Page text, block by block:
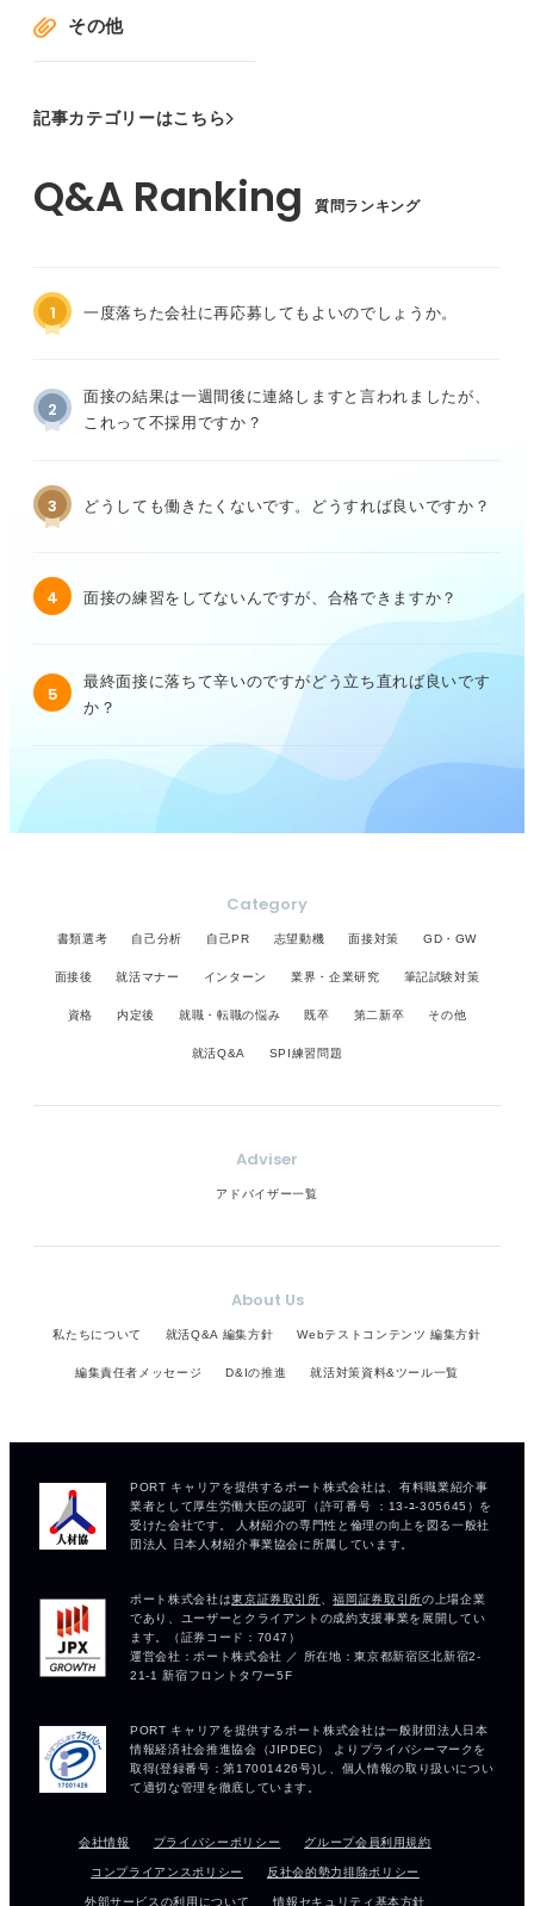
その他
記事カテゴリーはこちら
質問ランキング
1 一度落ちた会社に再応募してもよいのでしょうか。
2
面接の結果は一週間後に連絡しますと言われましたが、
これって不採用ですか？
3 どうしても働きたくないです。どうすれば良いですか？
4 面接の練習をしてないんですが、合格できますか？
5
最終面接に落ちて辛いのですがどう立ち直れば良いです
か？
Category
書類選考 自己分析 自己PR 志望動機 面接対策 GD・GW
面接後 就活マナー インターン 業界・企業研究 筆記試験対策
資格 内定後 就職・転職の悩み 既卒 第二新卒 その他
就活Q&A SPI練習問題
Adviser
アドバイザー一覧
About Us
私たちについて 就活Q&A 編集方針 Webテストコンテンツ 編集方針
編集責任者メッセージ D&Iの推進 就活対策資料&ツール一覧
会社情報 プライバシーポリシー グループ会員利用規約
コンプライアンスポリシー 反社会的勢力排除ポリシー
外部サービスの利用について 情報セキュリティ基本方針